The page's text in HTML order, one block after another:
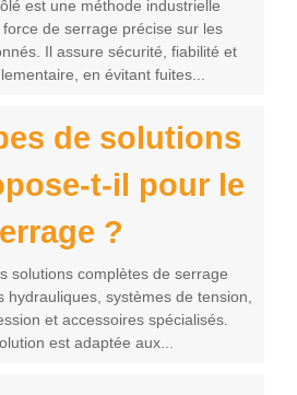
est une méthode industrielle
de serrage précise sur les
Il assure sécurité, fiabilité et
en évitant fuites...
de solutions
t-il pour le
?
solutions complètes de serrage
hydrauliques, systèmes de tension,
et accessoires spécialisés.
est adaptée aux...